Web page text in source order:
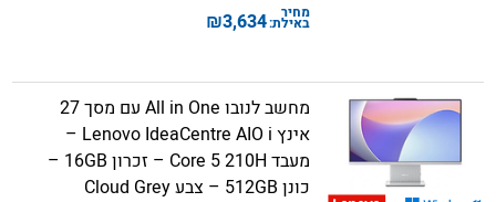
מחיר
באילת:3,634
₪
מחשב לנובו All in One עם מסך 27
אינץ Lenovo IdeaCentre AIO i –
מעבד Core 5 210H – זכרון 16GB –
כונן 512GB – צבע Cloud Grey